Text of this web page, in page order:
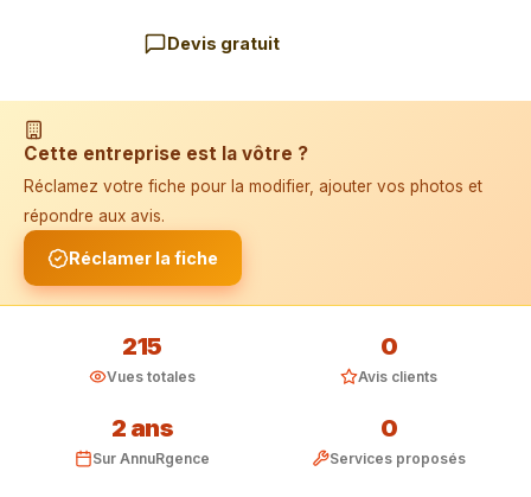
📱 Installer l'application
Devis gratuit
Cette entreprise est la vôtre ?
Réclamez votre fiche pour la modifier, ajouter vos photos et
répondre aux avis.
Réclamer la fiche
215
Vues totales
0
Avis clients
2 ans
Sur AnnuRgence
0
Services proposés